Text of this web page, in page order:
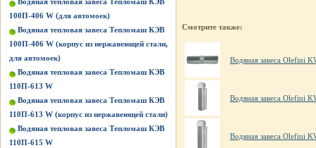
100П-406 W (для автомоек)
Водяная тепловая завеса Тепломаш КЭВ
100П-406 W (корпус из нержавеющей стали,
для автомоек)
Водяная тепловая завеса Тепломаш КЭВ
110П-613 W
Водяная тепловая завеса Тепломаш КЭВ
110П-613 W (корпус из нержавеющей стали)
Водяная тепловая завеса Тепломаш КЭВ
110П-615 W
Смотрите также:
Водяная завеса Olefini
Водяная завеса Olefini
Водяная завеса Olefini